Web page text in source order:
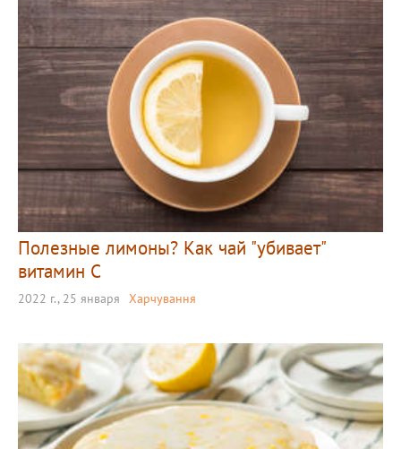
Полезные лимоны? Как чай "убивает"
витамин С
2022 г., 25 января Харчування